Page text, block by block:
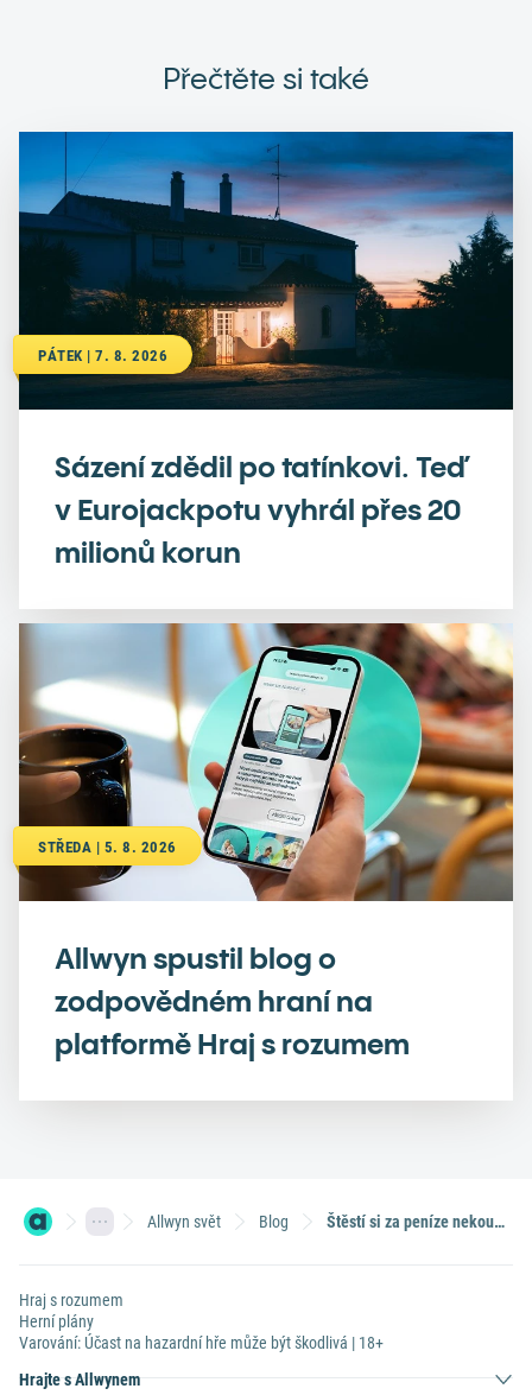
Přečtěte si také
PÁTEK | 7. 8. 2026
Sázení zdědil po tatínkovi. Teď
v Eurojackpotu vyhrál přes 20
milionů korun
STŘEDA | 5. 8. 2026
Allwyn spustil blog o
zodpovědném hraní na
platformě Hraj s rozumem
Allwyn svět Blog Štěstí si za peníze nekoupíš? Nová studie naznačuje opak
Hraj s rozumem
Herní plány
Varování: Účast na hazardní hře může být škodlivá | 18+
Hrajte s Allwynem